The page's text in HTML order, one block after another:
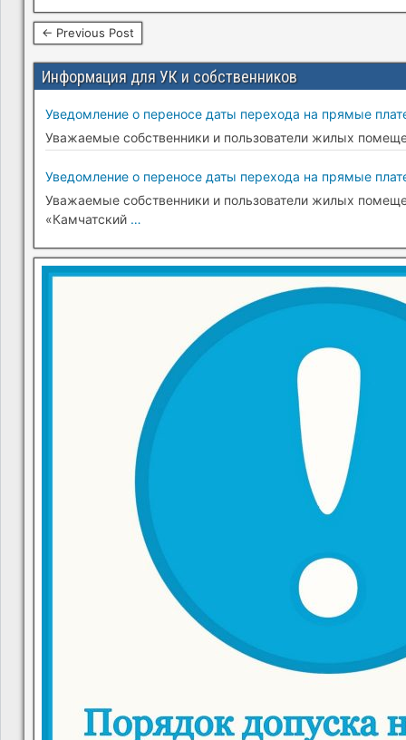
← Previous Post
Информация для УК и собственников
Уведомление о переносе даты перехода на прямые
Уважаемые собственники и пользователи жилых
Уведомление о переносе даты перехода на прямые
Уважаемые собственники и пользователи жилых
«Камчатский …